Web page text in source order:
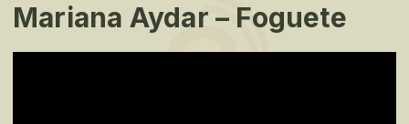
Mariana Aydar – Foguete